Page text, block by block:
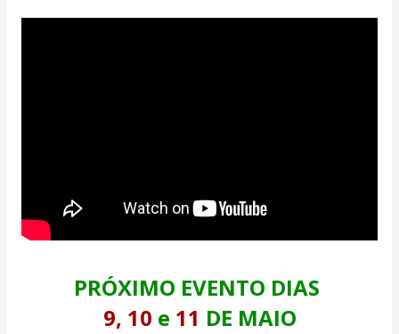
PRÓXIMO EVENTO DIAS
9, 10 e 11 DE MAIO